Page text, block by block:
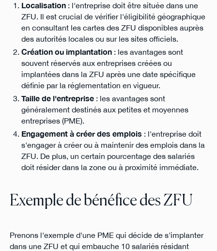
Localisation: l'entreprise doit être située dans une
ZFU. Il est crucial de vérifier l'éligibilité géographique
en consultant les cartes des ZFU disponibles auprès
des autorités locales ou sur les sites officiels.
Création ou implantation: les avantages sont
souvent réservés aux entreprises créées ou
implantées dans la ZFU après une date spécifique
définie par la réglementation en vigueur.
Taille de l'entreprise: les avantages sont
généralement destinés aux petites et moyennes
entreprises (PME).
Engagement à créer des emplois : l'entreprise doit
s'engager à créer ou à maintenir des emplois dans la
ZFU. De plus, un certain pourcentage des salariés
doit résider dans la zone ou à proximité immédiate.
Exemple de bénéfice des ZFU
Prenons l'exemple d'une PME qui décide de s'implanter
dans une ZFU et qui embauche 10 salariés résidant